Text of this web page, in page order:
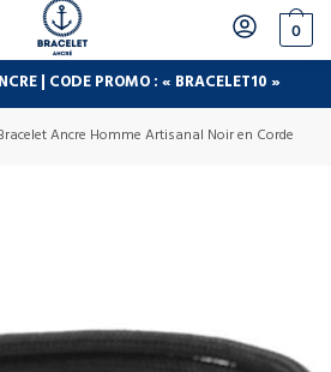
0
| CODE PROMO : « BRACELET10 »
Ancre Homme Artisanal Noir en Corde